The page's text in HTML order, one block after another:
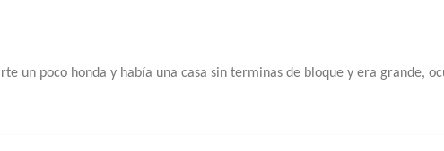
un poco honda y había una casa sin terminas de bloque y era grande,